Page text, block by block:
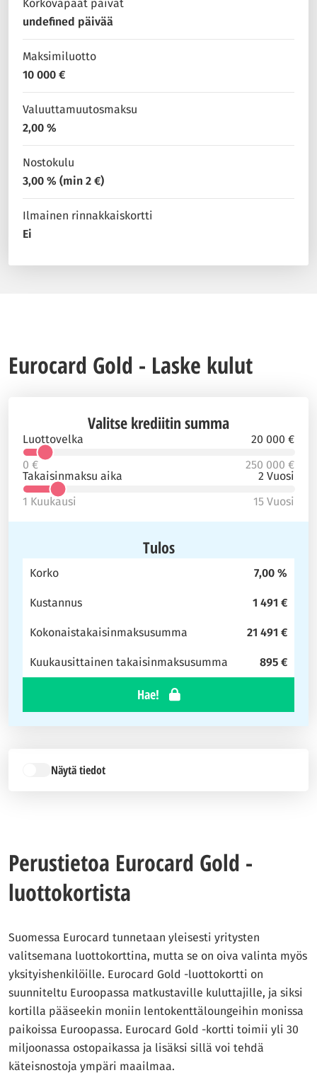
Korkovapaat päivät
undefined päivää
Maksimiluotto
10 000 €
Valuuttamuutosmaksu
2,00 %
Nostokulu
3,00 % (min 2 €)
Ilmainen rinnakkaiskortti
Ei
Eurocard Gold - Laske kulut
Valitse krediitin summa
Luottovelka
20 000 €
0 €
250 000 €
Takaisinmaksu aika
2 Vuosi
1 Kuukausi
15 Vuosi
Tulos
Korko 7,00 %
Kustannus 1 491 €
Kokonaistakaisinmaksusumma 21 491 €
Kuukausittainen takaisinmaksusumma 895 €
Hae!
Näytä tiedot
Perustietoa Eurocard Gold -
luottokortista
Suomessa Eurocard tunnetaan yleisesti yritysten
valitsemana luottokorttina, mutta se on oiva valinta myös
yksityishenkilöille. Eurocard Gold -luottokortti on
suunniteltu Euroopassa matkustaville kuluttajille, ja siksi
kortilla pääseekin moniin lentokenttäloungeihin monissa
paikoissa Euroopassa. Eurocard Gold -kortti toimii yli 30
miljoonassa ostopaikassa ja lisäksi sillä voi tehdä
käteisnostoja ympäri maailmaa.